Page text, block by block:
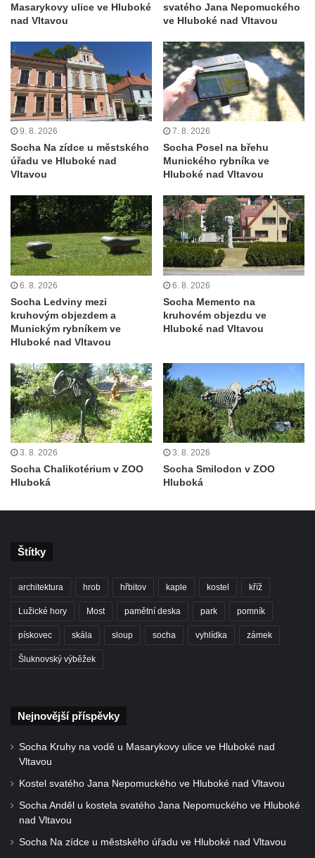
Mirošovicích
Mirošovicích
Socha býka před areálem firmy 2JCP v
Račicích
Povodňový sloup II. v Dobříni
Povodňový sloup I. v Dobříni
Pamětní kámen vodního díla Josefův Důl
Socha svatého Floriána na domě čp. 3 v
Socha svaté Anny u domu čp. 3 v Oparnu
Lavička Václava Havla v Pardubicích
Lavička Václava Havla v Novém Boru
Sousoší dětí u obecního úřadu v Janově
Lavička Václava Havla v Krásné Lípě
Upoutávka JduHřebenovkou u parkoviště
na Mezní Louce
Kamenný obelisk na vyhlídce u Pravčické
brány
Sousoší svatého Václava, svatého Floriána
a svatého Jana Nepomuckého východně
od Mezné
Srbské Kamenici
v Duchcově
v Duchcově
Delfín na Sfingovém rybníku v zámeckém
parku v Duchcově
Sfinga II. na Sfingovém rybníku v
zámeckém parku v Duchcově
Sfinga I. na Sfingovém rybníku v zámeckém
parku v Duchcově
Socha Minervy na nádvoří zámku v
Masarykovy ulice ve Hluboké
nad Vltavou
svatého Jana Nepomuckého
ve Hluboké nad Vltavou
9. 8. 2026
Socha Na zídce u městského
úřadu ve Hluboké nad
Vltavou
7. 8. 2026
Socha Posel na břehu
Munického rybníka ve
Hluboké nad Vltavou
6. 8. 2026
Socha Ledviny mezi
kruhovým objezdem a
Munickým rybníkem ve
Hluboké nad Vltavou
6. 8. 2026
Socha Memento na
kruhovém objezdu ve
Hluboké nad Vltavou
3. 8. 2026
Socha Chalikotérium v ZOO
Hluboká
3. 8. 2026
Socha Smilodon v ZOO
Hluboká
Štítky
architektura hrob hřbitov kaple kostel kříž
Lužické hory Most pamětní deska park pomník
pískovec skála sloup socha vyhlídka zámek
Šluknovský výběžek
Nejnovější příspěvky
Socha Kruhy na vodě u Masarykovy ulice ve Hluboké nad
Vltavou
Kostel svatého Jana Nepomuckého ve Hluboké nad Vltavou
Socha Anděl u kostela svatého Jana Nepomuckého ve Hluboké
nad Vltavou
Socha Na zídce u městského úřadu ve Hluboké nad Vltavou